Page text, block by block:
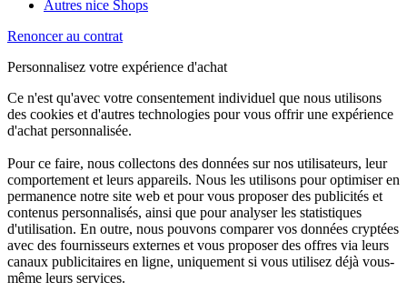
Autres nice Shops
Renoncer au contrat
Personnalisez votre expérience d'achat
Ce n'est qu'avec votre consentement individuel que nous utilisons
des cookies et d'autres technologies pour vous offrir une expérience
d'achat personnalisée.
Pour ce faire, nous collectons des données sur nos utilisateurs, leur
comportement et leurs appareils. Nous les utilisons pour optimiser en
permanence notre site web et pour vous proposer des publicités et
contenus personnalisés, ainsi que pour analyser les statistiques
d'utilisation. En outre, nous pouvons comparer vos données cryptées
avec des fournisseurs externes et vous proposer des offres via leurs
canaux publicitaires en ligne, uniquement si vous utilisez déjà vous-
même leurs services.